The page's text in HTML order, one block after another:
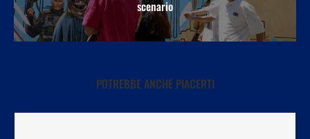
scenario
POTREBBE ANCHE PIACERTI